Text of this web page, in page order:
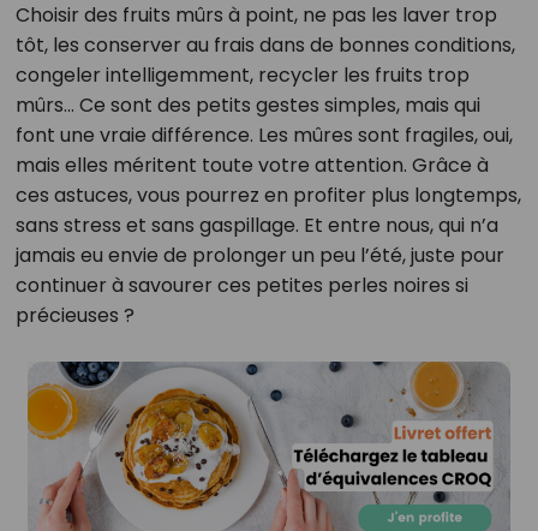
Choisir des fruits mûrs à point, ne pas les laver trop
tôt, les conserver au frais dans de bonnes conditions,
congeler intelligemment, recycler les fruits trop
mûrs… Ce sont des petits gestes simples, mais qui
font une vraie différence. Les mûres sont fragiles, oui,
mais elles méritent toute votre attention. Grâce à
ces astuces, vous pourrez en profiter plus longtemps,
sans stress et sans gaspillage. Et entre nous, qui n’a
jamais eu envie de prolonger un peu l’été, juste pour
continuer à savourer ces petites perles noires si
précieuses ?